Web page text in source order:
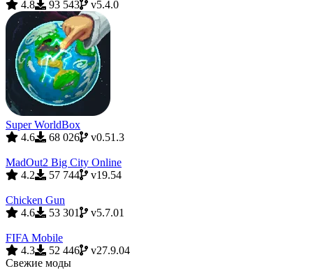
4.8
93 543 v5.4.0
Super WorldBox
4.6
68 026 v0.51.3
MadOut2 Big City Online
4.2
57 744 v19.54
Chicken Gun
4.6
53 301 v5.7.01
FIFA Mobile
4.3
52 446
v27.9.04
Свежие моды